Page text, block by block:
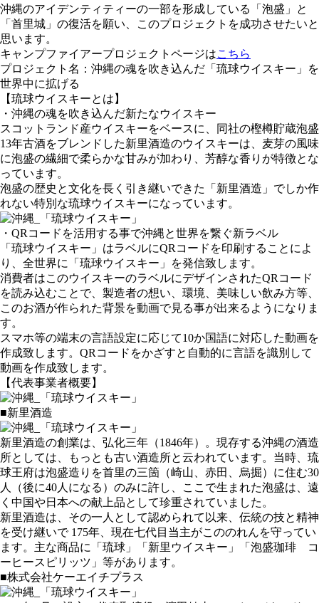
沖縄のアイデンティティーの一部を形成している「泡盛」と
「首里城」の復活を願い、このプロジェクトを成功させたいと
思います。
キャンプファイアープロジェクトページはこちら
プロジェクト名：沖縄の魂を吹き込んだ「琉球ウイスキー」を
世界中に拡げる
【琉球ウイスキーとは】
・沖縄の魂を吹き込んだ新たなウイスキー
スコットランド産ウイスキーをベースに、同社の樫樽貯蔵泡盛
13年古酒をブレンドした新里酒造のウイスキーは、麦芽の風味
に泡盛の繊細で柔らかな甘みが加わり、芳醇な香りが特徴とな
っています。
泡盛の歴史と文化を長く引き継いできた「新里酒造」でしか作
れない特別な琉球ウイスキーになっています。
・QRコードを活用する事で沖縄と世界を繋ぐ新ラベル
「琉球ウイスキー」はラベルにQRコードを印刷することによ
り、全世界に「琉球ウイスキー」を発信致します。
消費者はこのウイスキーのラベルにデザインされたQRコード
を読み込むことで、製造者の想い、環境、美味しい飲み方等、
このお酒が作られた背景を動画で見る事が出来るようになりま
す。
スマホ等の端末の言語設定に応じて10か国語に対応した動画を
作成致します。QRコードをかざすと自動的に言語を識別して
動画を作成致します。
【代表事業者概要】
■新里酒造
新里酒造の創業は、弘化三年（1846年）。現存する沖縄の酒造
所としては、もっとも古い酒造所と云われています。当時、琉
球王府は泡盛造りを首里の三箇（崎山、赤田、烏掘）に住む30
人（後に40人になる）のみに許し、ここで生まれた泡盛は、遠
く中国や日本への献上品として珍重されていました。
新里酒造は、その一人として認められて以来、伝統の技と精神
を受け継いで 175年、現在七代目当主がこののれんを守ってい
ます。主な商品に「琉球」「新里ウイスキー」「泡盛珈琲 コ
ーヒースピリッツ」等があります。
■株式会社ケーエイチプラス